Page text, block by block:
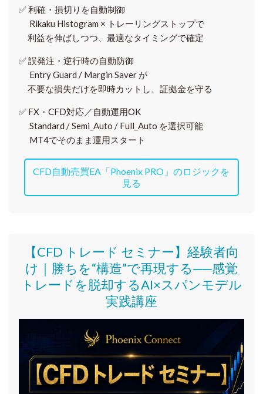
✅利確・損切りを自動制御
Rikaku Histogram × トレーリングストップで
利益を伸ばしつつ、最適なタイミングで確定
✅誤発注・逆行時の自動防御
Entry Guard / Margin Saver が
不要な損失だけを即時カットし、証拠金を守る
✅ FX・CFD対応／自動運用OK
Standard / Semi_Auto / Full_Auto を選択可能
MT4でそのまま運用スタート
CFD自動売買EA「Phoenix PRO」のロジックを
見る
【CFD トレード セミナー】 経験者向
け｜ 勝ちを“構造”で再現する──感覚
トレードを脱却するAI×スパンモデル
実践講座